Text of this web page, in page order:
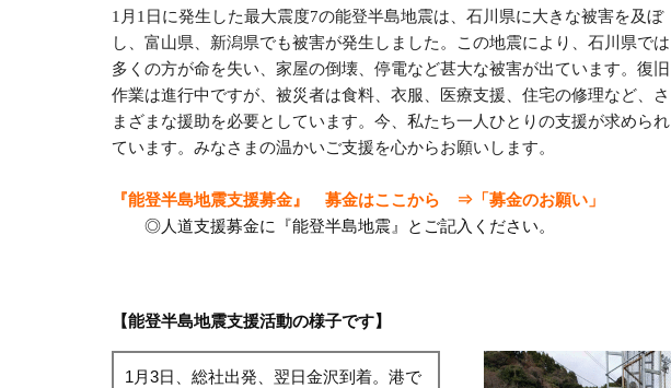
1月1日に発生した最大震度7の能登半島地震は、石川県に大きな被害を及ぼ
し、 富山県、新潟県でも被害が発生しました。この地震により、石川県では
多くの方が命を失い、家屋の倒壊、停電など甚大な被害が出ています。復旧
作業は進行中ですが、被災者は食料、衣服、医療支援、住宅の修理など、さ
まざまな援助を必要としています。今、私たち一人ひと りの支援が求められ
ています。みなさまの温かいご支援を心からお願いします。
『能登半島地震支援募金』 募金はここから ⇒ 「募金のお願い」
◎人道支援募金に『能登半島地震』とご記入ください。
【能登半島地震支援活動の様子です】
1月3日、総社出発、翌日金沢到着。港で